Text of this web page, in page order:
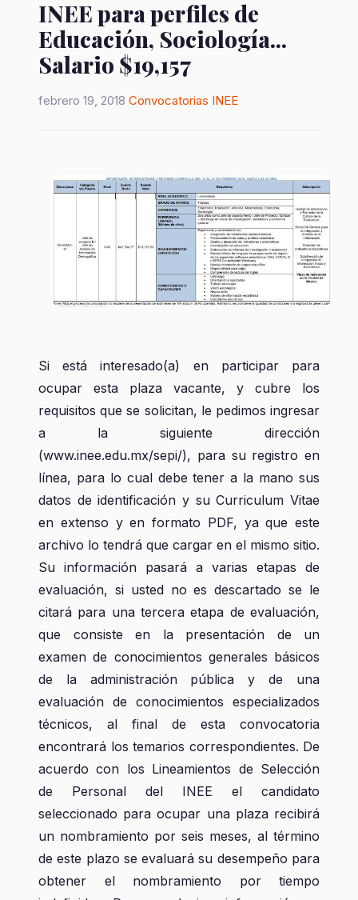
INEE para perfiles de
Educación, Sociología...
Salario $19,157
febrero 19, 2018 Convocatorias INEE
Si está interesado(a) en participar para
ocupar esta plaza vacante, y cubre los
requisitos que se solicitan, le pedimos ingresar
a la siguiente dirección
(www.inee.edu.mx/sepi/), para su registro en
línea, para lo cual debe tener a la mano sus
datos de identificación y su Curriculum Vitae
en extenso y en formato PDF, ya que este
archivo lo tendrá que cargar en el mismo sitio.
Su información pasará a varias etapas de
evaluación, si usted no es descartado se le
citará para una tercera etapa de evaluación,
que consiste en la presentación de un
examen de conocimientos generales básicos
de la administración pública y de una
evaluación de conocimientos especializados
técnicos, al final de esta convocatoria
encontrará los temarios correspondientes. De
acuerdo con los Lineamientos de Selección
de Personal del INEE el candidato
seleccionado para ocupar una plaza recibirá
un nombramiento por seis meses, al término
de este plazo se evaluará su desempeño para
obtener el nombramiento por tiempo